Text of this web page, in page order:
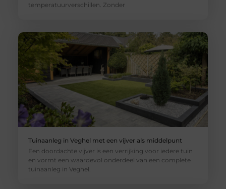
temperatuurverschillen. Zonder
Tuinaanleg in Veghel met een vijver als middelpunt
Een doordachte vijver is een verrijking voor iedere tuin
en vormt een waardevol onderdeel van een complete
tuinaanleg in Veghel.